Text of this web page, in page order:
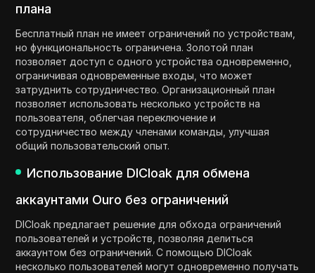
плана
Бесплатный план не имеет ограничений по устройствам,
но функциональность ограничена. Золотой план
позволяет доступ с одного устройства одновременно,
ограничивая одновременные входы, что может
затруднить сотрудничество. Организационный план
позволяет использовать несколько устройств на
пользователя, облегчая переключение и
сотрудничество между членами команды, улучшая
общий пользовательский опыт.
Использование DICloak для обмена
аккаунтами Ouro без ограничений
DICloak предлагает решение для обхода ограничений
пользователей и устройств, позволяя делиться
аккаунтом без ограничений. С помощью DICloak
несколько пользователей могут одновременно получать